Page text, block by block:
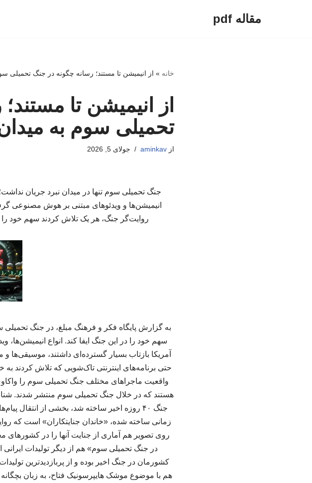
مقاله pdf
خانه » از انیمیشن تا مستند؛ رسانه چگونه در جنگ تحمیلی
از انیمیشن تا
تحمیلی سوم به
ازaminkav جولای 5, 2026
جنگ تحمیلی سوم تنها در میدان نبرد جریان
انیمیشن‌ها و ویدئوهای مبتنی بر هوش مصنوعی
روایت‌گر جنگ، هر یک تلاش کردند سهم خود را
به گزارش پایگاه فکر و فرهنگ مبلغ، در جنگ تحمیلی
سهم خود را در این جنگ ایفا کند. انواع
آمریکا بازتاب بسیار گسترده‌ای داشتند،
حتی برنامه‌های اینترنتی تاک‌شویی که تلاش کردند
واقعیت ماجراهای مختلف جنگ تحمیلی سوم را
هستند که در خلال جنگ تحمیلی سوم منتشر شدند. شناخت
جنگ ۴۰ روزه اخیر ساخته شد، بخشی از انتقال
زمانی ساخته شده، «خاندان جنایتکاران» است که
روی تصویر هم آماری از جنایت آنها را در
در جنگ تحمیلی سوم» هم از دیگر تولیدات
کشورمان در جنگ اخیر بوده و از پربازدیدترین
هم با موضوع موشک هایپرسونیک فتاح، به زبان